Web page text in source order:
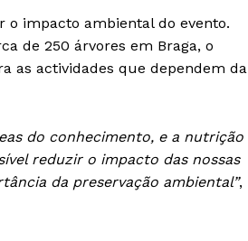
o impacto ambiental do evento.
de 250 árvores em Braga, o
as actividades que dependem da
do conhecimento, e a nutrição
reduzir o impacto das nossas
da preservação ambiental”,